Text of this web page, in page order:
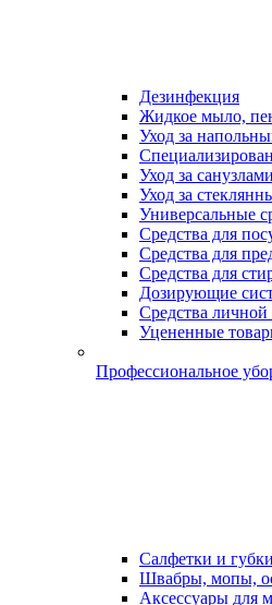
Дезинфекция
Жидкое мыло,
Уход за
Уход за санузлами
Уход за
Универсальные
Средства для
Средства для
Средства для
Дозирующие
Средства
Уцененные
Профессиональное
Салфетки и губки
Швабры, мопы,
Аксессуары для